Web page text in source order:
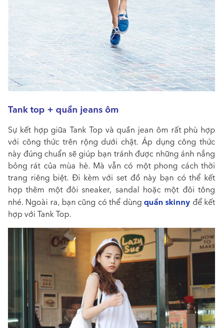
Tank top + quần jeans ôm
Sự kết hợp giữa Tank Top và quần jean ôm rất phù hợp
với công thức trên rộng dưới chật. Áp dụng công thức
này đúng chuẩn sẽ giúp bạn tránh được những ánh nắng
bỏng rát của mùa hè. Mà vẫn có một phong cách thời
trang riêng biệt. Đi kèm với set đồ này bạn có thể kết
hợp thêm một đôi sneaker, sandal hoặc một đôi tông
nhé. Ngoài ra, bạn cũng có thể dùng quần skinny để kết
hợp với Tank Top.